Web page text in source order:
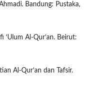
Bandung: Pustaka,
‘Ulum Al-Qur’an. Beirut:
Al-Qur’an dan Tafsir.